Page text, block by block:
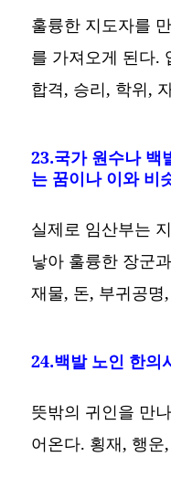
훌륭한 지도자를
를 가져오게 된다.
합격, 승리, 학위,
23.국가 원수나 백
는 꿈이나 이와 비
실제로 임산부는
낳아 훌륭한 장군
재물, 돈, 부귀공
24.백발 노인 한의
뜻밖의 귀인을 만
어온다. 횡재, 행